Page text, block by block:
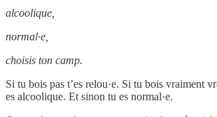
alcoolique,
normal·e,
choisis ton camp.
Si tu bois pas t’es relou·e. Si tu bois vraiment
es alcoolique. Et sinon tu es normal·e.